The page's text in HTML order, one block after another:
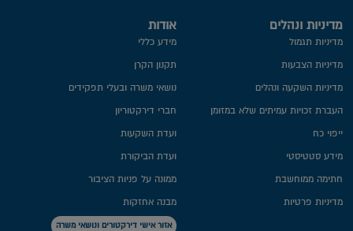
אודות
מידע כללי
תקנון הקרן
נושאי משרה ובעלי תפקידים
חברי דירקטוריון
ועדת השקעות
ועדת הביקורת
ממונה על פניות הציבור
מבנה אחזקות
אזור אישי דירקטורים ונושאי משרה
מדיניות ונהלים
מדיניות תגמול
מדיניות הצבעות
מדיניות השקעה ונהלים
העברת זכויות עמיתים שלא במזומן
ייפוי כח
מידע סטטיסטי
חתימה ממוחשבת
מדיניות פרטיות​